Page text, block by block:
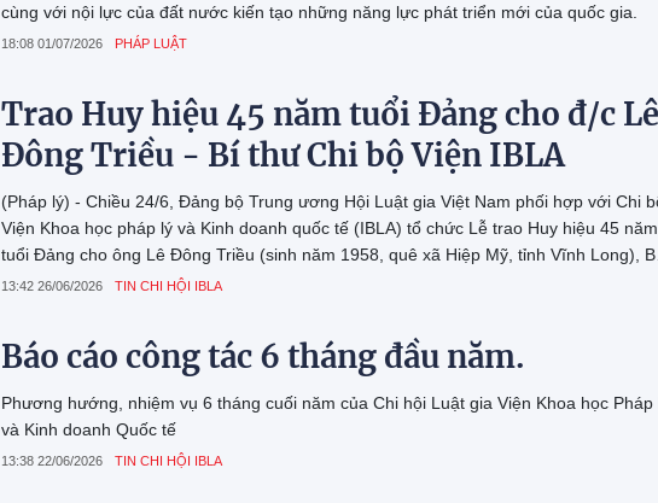
cùng với nội lực của đất nước kiến tạo những năng lực phát triển mới của quốc gia.
18:08 01/07/2026 PHÁP LUẬT
Trao Huy hiệu 45 năm tuổi Đảng cho đ/c Lê
Đông Triều - Bí thư Chi bộ Viện IBLA
(Pháp lý) - Chiều 24/6, Đảng bộ Trung ương Hội Luật gia Việt Nam phối hợp với Chi
Viện Khoa học pháp lý và Kinh doanh quốc tế (IBLA) tổ chức Lễ trao Huy hiệu 45 năm
tuổi Đảng cho ông Lê Đông Triều (sinh năm 1958, quê xã Hiệp Mỹ, tỉnh Vĩnh Long), Bí
thư Chi bộ, Phó Viện trưởng IBLA. Huy hiệu được trao nhân dịp kỷ niệm 136 năm Ngày
13:42 26/06/2026 TIN CHI HỘI IBLA
Báo cáo công tác 6 tháng đầu năm.
Phương hướng, nhiệm vụ 6 tháng cuối năm của Chi hội Luật gia Viện Khoa học Pháp
và Kinh doanh Quốc tế
13:38 22/06/2026 TIN CHI HỘI IBLA